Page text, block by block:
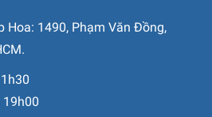
Hoa: 1490, Phạm Văn Đồng,
19h00